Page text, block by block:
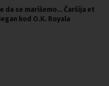
da se marišemo… Čaršija et
kod O.K. Royala